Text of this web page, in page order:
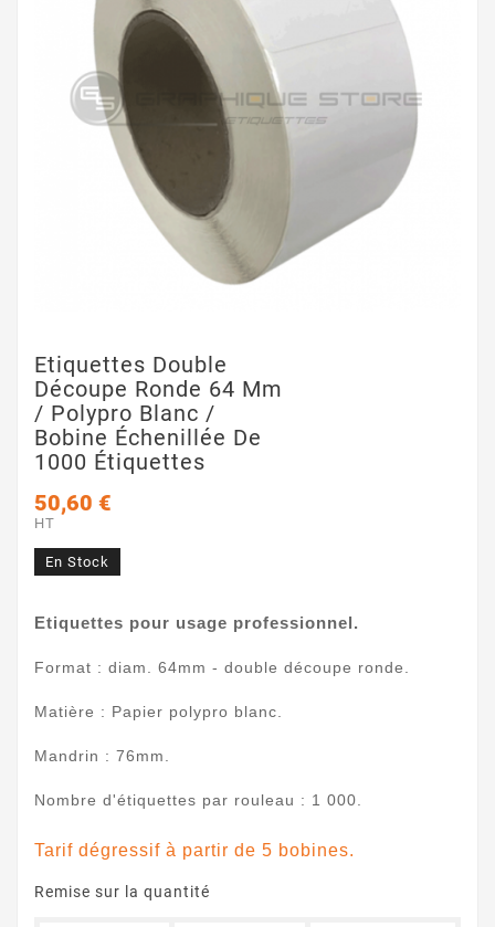
Etiquettes Double
Découpe Ronde 64 Mm
/ Polypro Blanc /
Bobine Échenillée De
1000 Étiquettes
50,60 €
HT
En Stock
Etiquettes pour usage professionnel.
Format : diam. 64mm - double découpe ronde.
Matière : Papier polypro blanc.
Mandrin : 76mm.
Nombre d'étiquettes par rouleau : 1 000.
Tarif dégressif à partir de 5 bobines.
Remise sur la quantité